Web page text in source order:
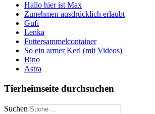
Hallo hier ist Max
Zunehmen ausdrücklich erlaubt
Gufi
Lenka
Futtersammelcontainer
So ein armer Kerl (mit Videos)
Bino
Astra
Tierheimseite durchsuchen
Suchen